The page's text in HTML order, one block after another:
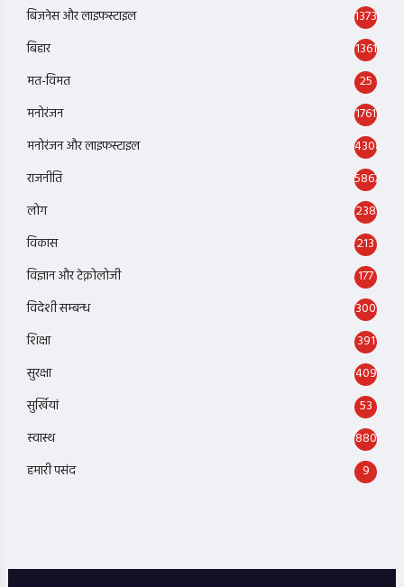
बिज़नेस और लाइफस्टाइल
1373
बिहार
1361
मत-विमत
25
मनोरंजन
1761
मनोरंजन और लाइफस्टाइल
4308
राजनीति
5867
लोग
238
विकास
213
विज्ञान और टेक्नोलोजी
177
विदेशी सम्बन्ध
300
शिक्षा
391
सुरक्षा
409
सुर्खियां
53
स्वास्थ
880
हमारी पसंद
9